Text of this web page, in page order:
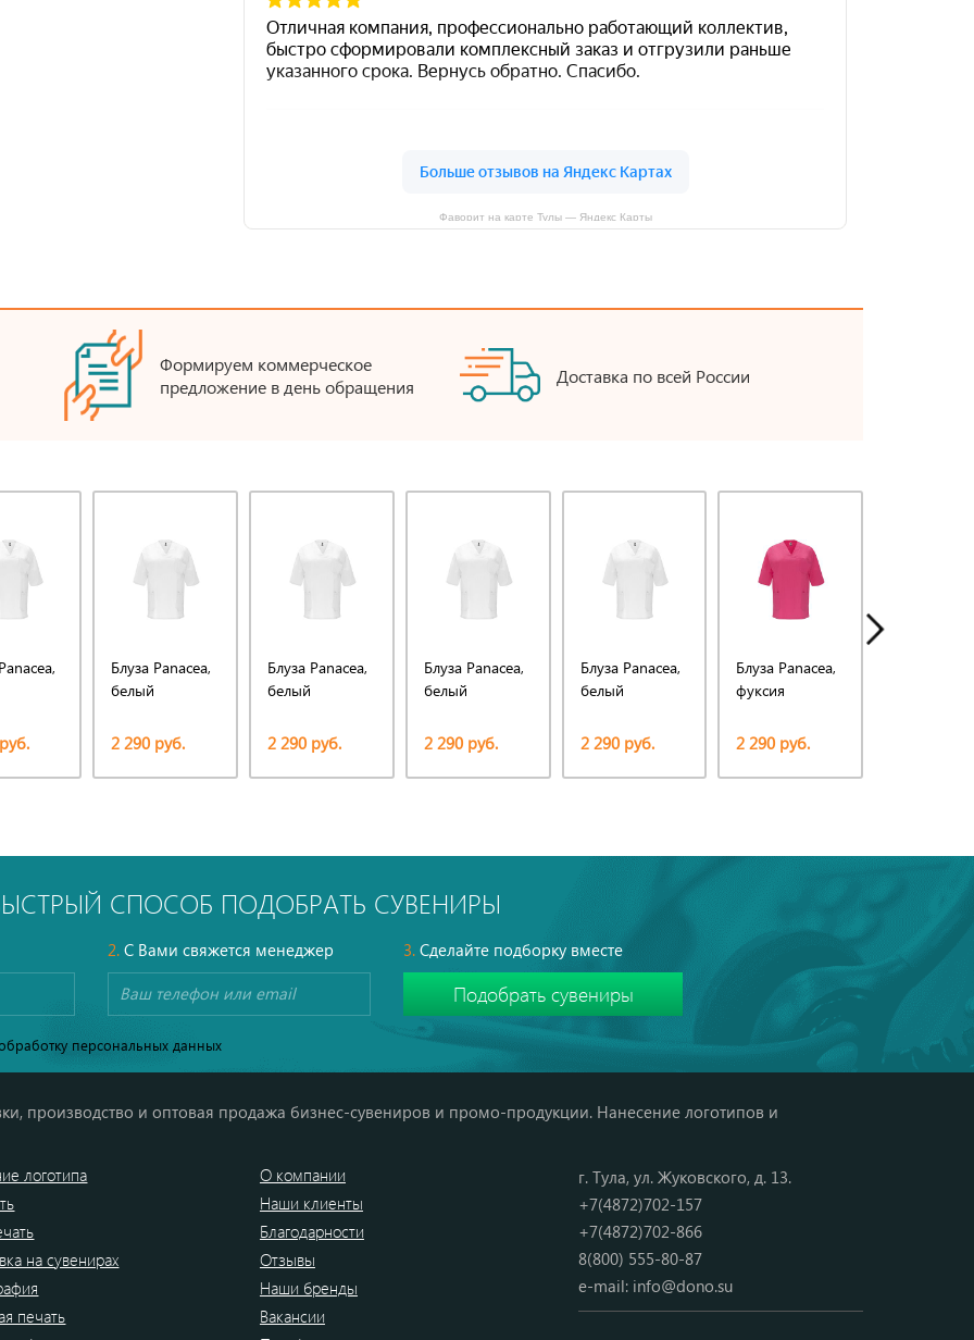
Фаворит на карте Тулы — Яндекс Карты
Формируем коммерческое
предложение в день обращения
Доставка по всей России
Блуза Panacea,
белый
2 290 руб.
Блуза Panacea,
белый
2 290 руб.
Блуза Panacea,
белый
2 290 руб.
Блуза Panacea,
белый
2 290 руб.
Блуза Panacea,
фуксия
2 290 руб.
СПОСОБ ПОДОБРАТЬ СУВЕНИРЫ
2.С Вами свяжется менеджер 3. Сделайте подборку вместе
персональных данных
производство и оптовая продажа бизнес-сувениров и промо-продукции. Нанесение логотипов и
логотипа
на сувенирах
печать
О компании
Наши клиенты
Благодарности
Отзывы
Наши бренды
Вакансии
г. Тула, ул. Жуковского, д. 13.
+7(4872)702-157
+7(4872)702-866
8(800) 555-80-87
e-mail: info@dono.su